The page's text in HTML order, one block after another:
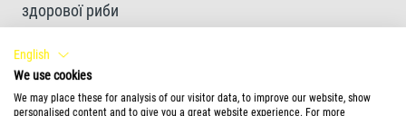
здорової риби
Оптимізоване поєднання поживних речовин
підтримує стійкість
English
We use cookies
We may place these for analysis of our visitor data, to improve our website, show
personalised content and to give you a great website experience. For more